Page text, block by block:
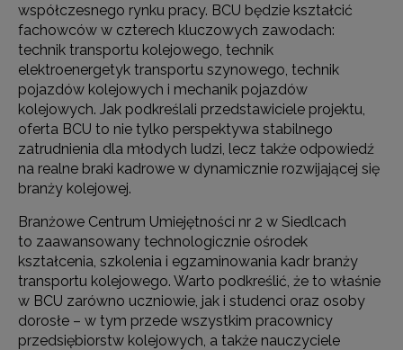
współczesnego rynku pracy. BCU będzie kształcić
fachowców w czterech kluczowych zawodach:
technik transportu kolejowego, technik
elektroenergetyk transportu szynowego, technik
pojazdów kolejowych i mechanik pojazdów
kolejowych. Jak podkreślali przedstawiciele projektu,
oferta BCU to nie tylko perspektywa stabilnego
zatrudnienia dla młodych ludzi, lecz także odpowiedź
na realne braki kadrowe w dynamicznie rozwijającej się
branży kolejowej.
Branżowe Centrum Umiejętności nr 2 w Siedlcach
to zaawansowany technologicznie ośrodek
kształcenia, szkolenia i egzaminowania kadr branży
transportu kolejowego. Warto podkreślić, że to właśnie
w BCU zarówno uczniowie, jak i studenci oraz osoby
dorosłe – w tym przede wszystkim pracownicy
przedsiębiorstw kolejowych, a także nauczyciele